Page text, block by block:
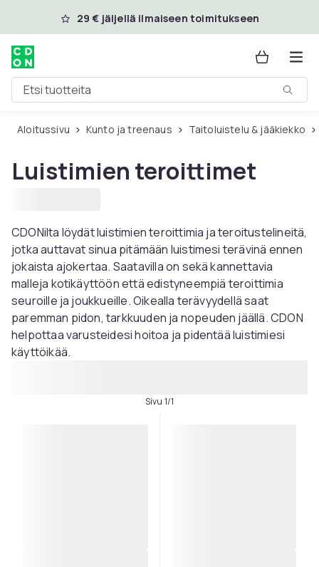
Ohita ja siirry pääsisältöön
29 € jäljellä ilmaiseen toimitukseen
Etsi tuotteita
Aloitussivu Kunto ja treenaus Taitoluistelu & jääkiekko
Luistimien teroittimet
CDONilta löydät luistimien teroittimia ja teroitustelineitä,
jotka auttavat sinua pitämään luistimesi terävinä ennen
jokaista ajokertaa. Saatavilla on sekä kannettavia
malleja kotikäyttöön että edistyneempiä teroittimia
seuroille ja joukkueille. Oikealla terävyydellä saat
paremman pidon, tarkkuuden ja nopeuden jäällä. CDON
helpottaa varusteidesi hoitoa ja pidentää luistimiesi
käyttöikää.
Sivu 1/1